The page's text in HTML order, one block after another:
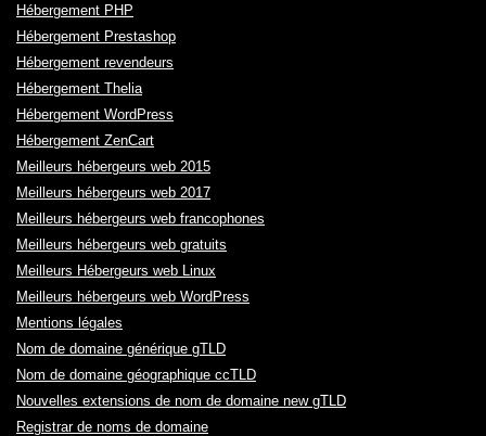
Hébergement PHP
Hébergement Prestashop
Hébergement revendeurs
Hébergement Thelia
Hébergement WordPress
Hébergement ZenCart
Meilleurs hébergeurs web 2015
Meilleurs hébergeurs web 2017
Meilleurs hébergeurs web francophones
Meilleurs hébergeurs web gratuits
Meilleurs Hébergeurs web Linux
Meilleurs hébergeurs web WordPress
Mentions légales
Nom de domaine générique gTLD
Nom de domaine géographique ccTLD
Nouvelles extensions de nom de domaine new gTLD
Registrar de noms de domaine